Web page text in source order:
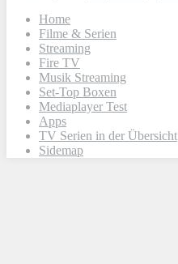
Home
Filme & Serien
Streaming
Fire TV
Musik Streaming
Set-Top Boxen
Mediaplayer Test
Apps
TV Serien in der Übersicht
Sidemap